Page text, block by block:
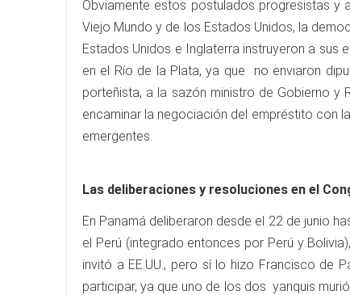
Obviamente estos postulados progresistas y
Viejo Mundo y de los Estados Unidos, la
Estados Unidos e Inglaterra instruyeron a sus
en el Río de la Plata, ya que no enviaron
porteñista, a la sazón ministro de Gobierno y
encaminar la negociación del empréstito con
emergentes.
Las deliberaciones y resoluciones en el
En Panamá deliberaron desde el 22 de junio
el Perú (integrado entonces por Perú y
invitó a EE.UU., pero sí lo hizo Francisco de
participar, ya que uno de los dos yanquis